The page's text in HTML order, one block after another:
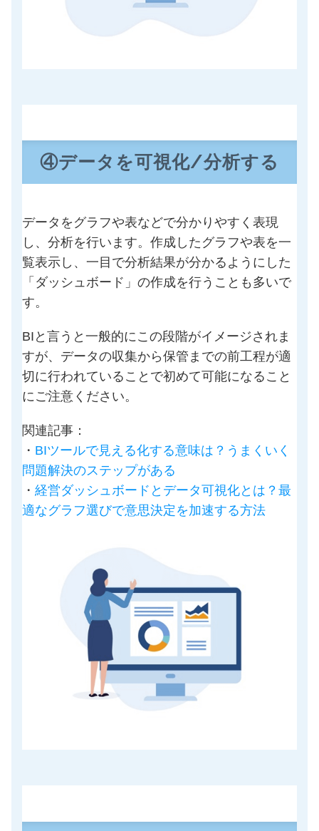
④データを可視化/分析する
データをグラフや表などで分かりやすく表現
し、分析を行います。作成したグラフや表を一
覧表示し、一目で分析結果が分かるようにした
「ダッシュボード」の作成を行うことも多いで
す。
BIと言うと一般的にこの段階がイメージされま
すが、データの収集から保管までの前工程が適
切に行われていることで初めて可能になること
にご注意ください。
関連記事：
・ BIツールで見える化する意味は？うまくいく
問題解決のステップがある
・ 経営ダッシュボードとデータ可視化とは？最
適なグラフ選びで意思決定を加速する方法